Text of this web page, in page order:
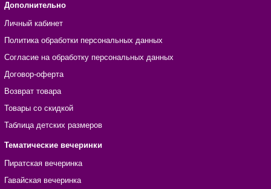
Дополнительно
Личный кабинет
Политика обработки персональных данных
Согласие на обработку персональных данных
Договор-оферта
Возврат товара
Товары со скидкой
Таблица детских размеров
Тематические вечеринки
Пиратская вечеринка
Гавайская вечеринка